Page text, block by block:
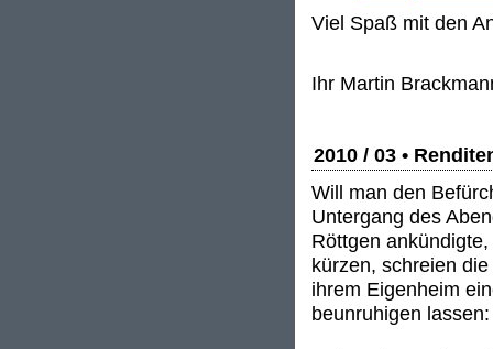
Viel Spaß mit den
Ihr Martin
2010 / 03 •
Will man den
Untergang des
Röttgen
kürzen, schreien
ihrem Eigenheim
beunruhigen